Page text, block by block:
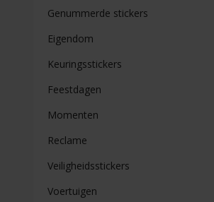
Genummerde stickers
Eigendom
Keuringsstickers
Feestdagen
Momenten
Reclame
Veiligheidsstickers
Voertuigen